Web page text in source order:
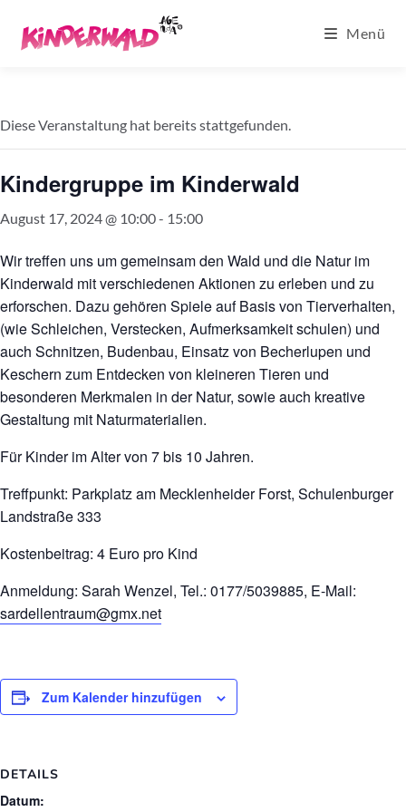
Inhalt
springen
Menü
Diese Veranstaltung hat bereits stattgefunden.
Kindergruppe im Kinderwald
August 17, 2024 @ 10:00- 15:00
Wir treffen uns um gemeinsam den Wald und die Natur im
Kinderwald mit verschiedenen Aktionen zu erleben und zu
erforschen. Dazu gehören Spiele auf Basis von Tierverhalten,
(wie Schleichen, Verstecken, Aufmerksamkeit schulen) und
auch Schnitzen, Budenbau, Einsatz von Becherlupen und
Keschern zum Entdecken von kleineren Tieren und
besonderen Merkmalen in der Natur, sowie auch kreative
Gestaltung mit Naturmaterialien.
Für Kinder im Alter von 7 bis 10 Jahren.
Treffpunkt: Parkplatz am Mecklenheider Forst, Schulenburger
Landstraße 333
Kostenbeitrag: 4 Euro pro Kind
Anmeldung: Sarah Wenzel, Tel.: 0177/5039885, E-Mail:
sardellentraum@gmx.net
Zum Kalender hinzufügen
DETAILS
Datum: